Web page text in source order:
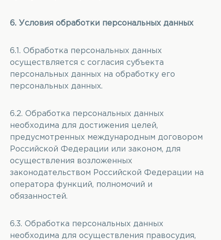
6. Условия обработки персональных данных
6.1. Обработка персональных данных
осуществляется с согласия субъекта
персональных данных на обработку его
персональных данных.
6.2. Обработка персональных данных
необходима для достижения целей,
предусмотренных международным договором
Российской Федерации или законом, для
осуществления возложенных
законодательством Российской Федерации на
оператора функций, полномочий и
обязанностей.
6.3. Обработка персональных данных
необходима для осуществления правосудия,